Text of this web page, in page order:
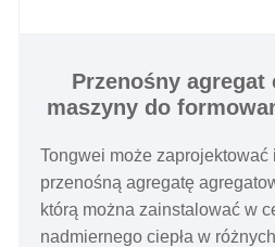
Przenośny agregat
maszyny do
Tongwei może zaprojektować
przenośną agregatę
którą można zainstalować w
nadmiernego ciepła w